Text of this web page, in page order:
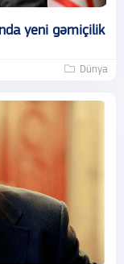
yeni gəmiçilik
Dünya